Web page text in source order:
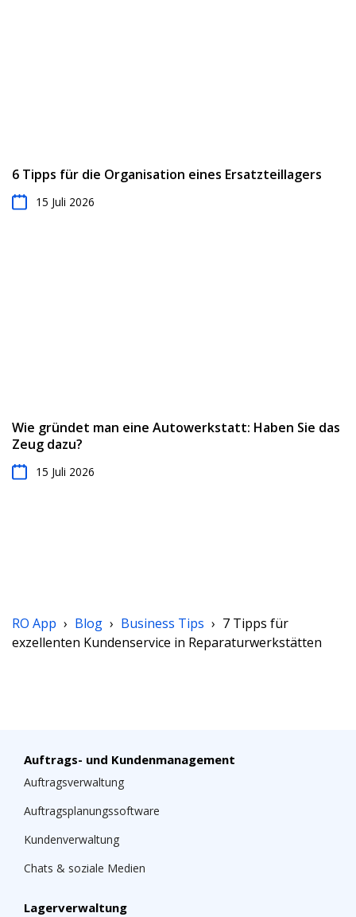
6 Tipps für die Organisation eines Ersatzteillagers
15 Juli 2026
Wie gründet man eine Autowerkstatt: Haben Sie das
Zeug dazu?
15 Juli 2026
RO App › Blog › Business Tips › 7 Tipps für
exzellenten Kundenservice in Reparaturwerkstätten
Auftrags- und Kundenmanagement
Auftragsverwaltung
Auftragsplanungssoftware
Kundenverwaltung
Chats & soziale Medien
Lagerverwaltung